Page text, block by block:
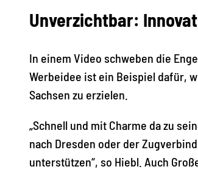
Unverzichtbar:
In einem Video schweben die
Werbeidee ist ein Beispiel dafür,
Sachsen zu erzielen.
„Schnell und mit Charme da zu
nach Dresden oder der
unterstützen“, so Hiebl. Auch